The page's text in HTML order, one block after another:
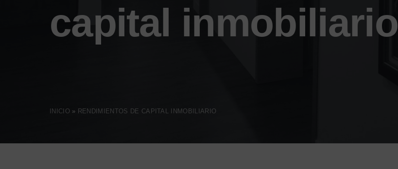
capital inmobiliario
INICIO » RENDIMIENTOS DE CAPITAL INMOBILIARIO